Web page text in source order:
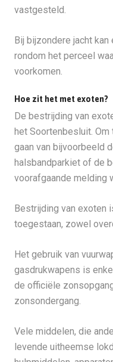
vastgesteld.
Bij bijzondere jacht
rondom het perceel
voorkomen.
Hoe zit het met exoten?
De bestrijding van
het Soortenbesluit.
gaan van bijvoorbeeld
halsbandparkiet of de
voorafgaande melding
Bestrijding van exoten
toegestaan, zowel
Het gebruik van
gasdrukwapens is
de officiële
zonsondergang.
Vele middelen, die
levende uitheemse